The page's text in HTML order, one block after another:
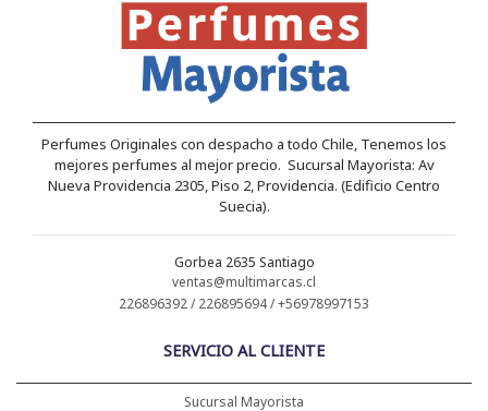
Perfumes Originales con despacho a todo Chile, Tenemos los
mejores perfumes al mejor precio. Sucursal Mayorista: Av
Nueva Providencia 2305, Piso 2, Providencia. (Edificio Centro
Suecia).
Gorbea 2635 Santiago
ventas@multimarcas.cl
226896392 / 226895694 / +56978997153
SERVICIO AL CLIENTE
Sucursal Mayorista